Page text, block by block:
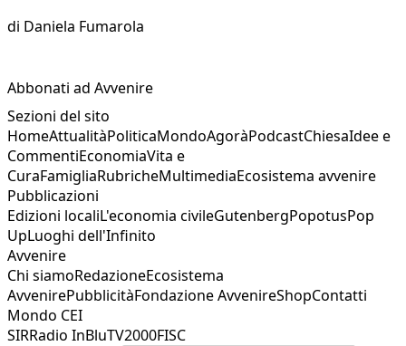
di Daniela Fumarola
Abbonati ad Avvenire
Sezioni del sito
HomeAttualitàPoliticaMondoAgoràPodcastChiesaIdee e
CommentiEconomiaVita e
CuraFamigliaRubricheMultimediaEcosistema avvenire
Pubblicazioni
Edizioni localiL'economia civileGutenbergPopotusPop
UpLuoghi dell'Infinito
Avvenire
Chi siamoRedazioneEcosistema
AvvenirePubblicitàFondazione AvvenireShopContatti
Mondo CEI
SIRRadio InBluTV2000FISC